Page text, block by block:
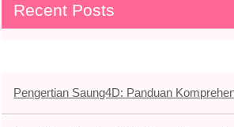
Recent Posts
Pengertian Saung4D: Panduan